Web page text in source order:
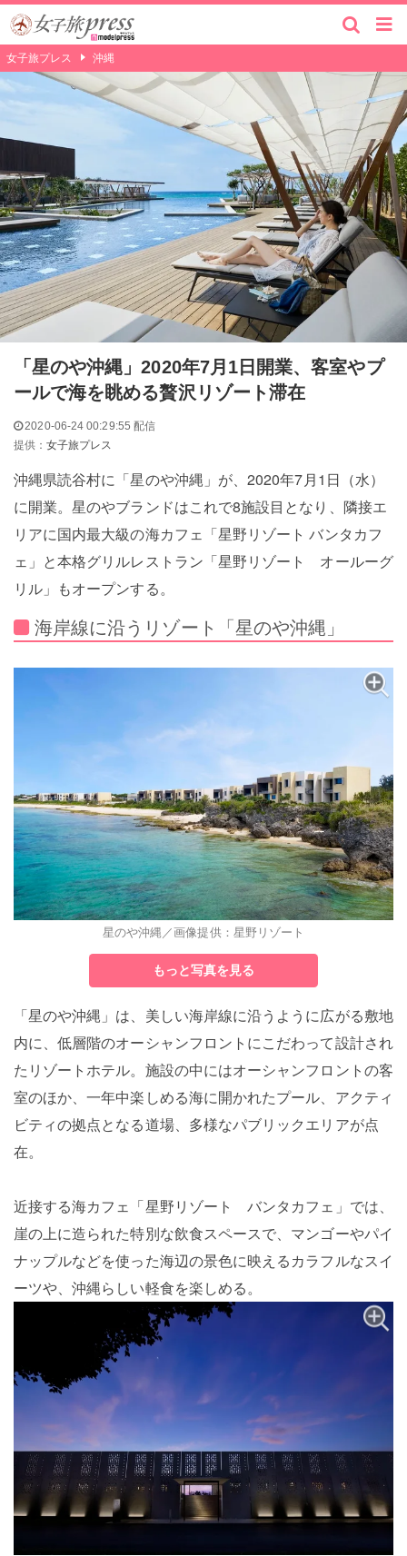
女子旅プレス 沖縄
「星のや沖縄」2020年7月1日開業、客室やプ
ールで海を眺める贅沢リゾート滞在
2020-06-24 00:29:55 配信
提供：女子旅プレス
沖縄県読谷村に「星のや沖縄」が、2020年7月1日（水）
に開業。星のやブランドはこれで8施設目となり、隣接エ
リアに国内最大級の海カフェ「星野リゾート バンタカフ
ェ」と本格グリルレストラン「星野リゾート オールーグ
リル」もオープンする。
海岸線に沿うリゾート「星のや沖縄」
星のや沖縄／画像提供：星野リゾート
もっと写真を見る
「星のや沖縄」は、美しい海岸線に沿うように広がる敷地
内に、低層階のオーシャンフロントにこだわって設計され
たリゾートホテル。施設の中にはオーシャンフロントの客
室のほか、一年中楽しめる海に開かれたプール、アクティ
ビティの拠点となる道場、多様なパブリックエリアが点
在。
近接する海カフェ「星野リゾート バンタカフェ」では、
崖の上に造られた特別な飲食スペースで、マンゴーやパイ
ナップルなどを使った海辺の景色に映えるカラフルなスイ
ーツや、沖縄らしい軽食を楽しめる。